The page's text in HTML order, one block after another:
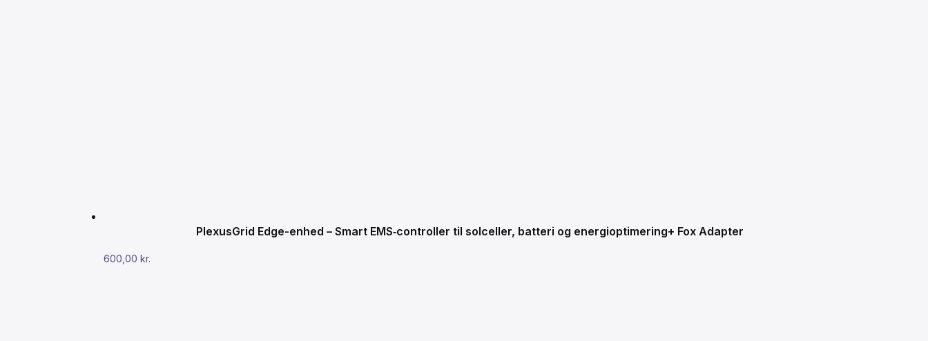
PlexusGrid Edge-enhed – Smart EMS‑controller til solceller, batteri og energioptimering+ Fox Adapter
600,00kr.